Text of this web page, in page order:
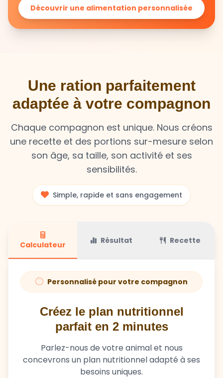
Découvrir une alimentation personnalisée
Une ration parfaitement
adaptée à votre compagnon
Chaque compagnon est unique. Nous créons
une recette et des portions sur-mesure selon
son âge, sa taille, son activité et ses
sensibilités.
Simple, rapide et sans engagement
Calculateur Résultat Recette
Personnalisé pour votre compagnon
Créez le plan nutritionnel
parfait en 2 minutes
Parlez-nous de votre animal et nous
concevrons un plan nutritionnel adapté à ses
besoins uniques.